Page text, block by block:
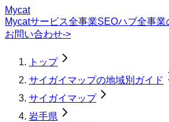
Mycat
Mycatサービス全事業SEOハブ全事業
お問い合わせ->
トップ
サイガイマップの地域別ガイド
サイガイマップ
岩手県